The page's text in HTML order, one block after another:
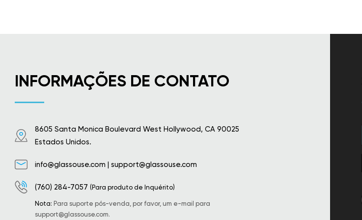
INFORMAÇÕES DE CONTATO
8605 Santa Monica Boulevard West Hollywood, CA 90025
Estados Unidos.
info@glassouse.com | support@glassouse.com
(760) 284-7057 (Para produto de Inquérito)
Nota: Para suporte pós-venda, por favor, um e-mail para
support@glassouse.com.